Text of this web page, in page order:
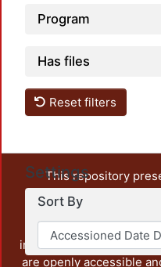
Program
Has files
Reset filters
Settings
Sort By
This repository
unrestricted open
output of UAM
administrative and
institution, as well as
are openly accessible